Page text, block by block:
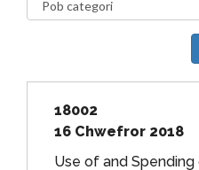
18002
16 Chwefror 2018
Use of and